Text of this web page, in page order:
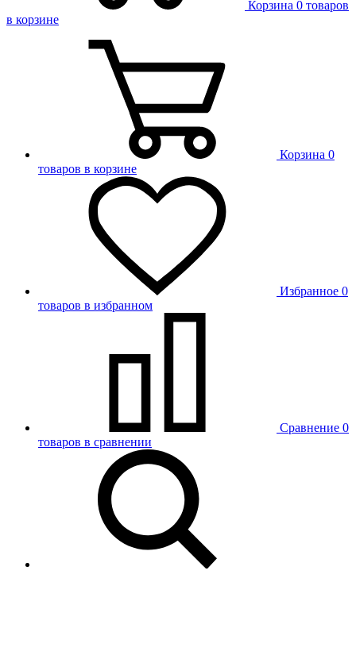
Корзина 0 товаров
в корзине
Корзина 0
товаров в корзине
Избранное 0
товаров в избранном
Сравнение 0
товаров в сравнении